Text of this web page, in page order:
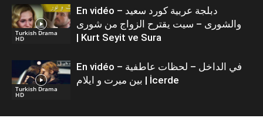
Turkish Drama
HD
En vidéo – دبلجة عربية كورد سعيد
والشورى – سيت يقترح الزواج من شورى
| Kurt Seyit ve Sura
Turkish Drama
HD
En vidéo – في الداخل – لحظات عاطفية
بين ميرت و ايلام | İcerde